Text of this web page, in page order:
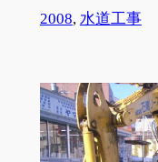
2008, 水道工事